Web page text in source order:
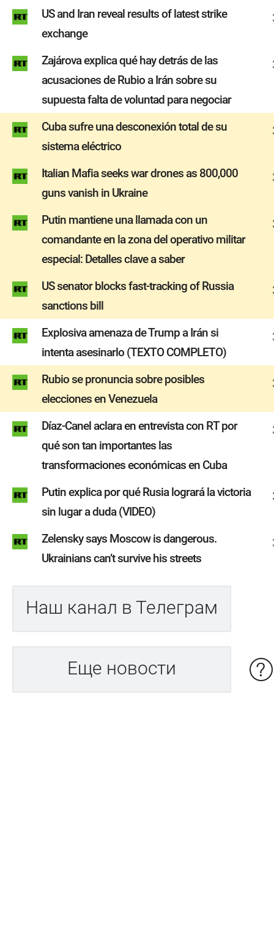
US and Iran reveal results of latest strike
exchange
Zajárova explica qué hay detrás de las
acusaciones de Rubio a Irán sobre su
supuesta falta de voluntad para negociar
Cuba sufre una desconexión total de su
sistema eléctrico
Italian Mafia seeks war drones as 800,000
guns vanish in Ukraine
Putin mantiene una llamada con un
comandante en la zona del operativo militar
especial: Detalles clave a saber
US senator blocks fast-tracking of Russia
sanctions bill
Explosiva amenaza de Trump a Irán si
intenta asesinarlo (TEXTO COMPLETO)
Rubio se pronuncia sobre posibles
elecciones en Venezuela
Díaz-Canel aclara en entrevista con RT por
qué son tan importantes las
transformaciones económicas en Cuba
Putin explica por qué Rusia logrará la victoria
sin lugar a duda (VIDEO)
Zelensky says Moscow is dangerous.
Ukrainians can’t survive his streets
Наш канал в Телеграм
Еще новости